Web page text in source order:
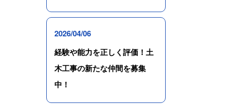
2026/04/06
経験や能力を正しく評価！土
木工事の新たな仲間を募集
中！